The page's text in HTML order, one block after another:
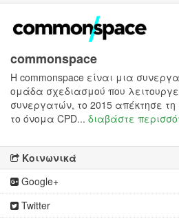
commonspace
H commonspace είναι μια
ομάδα σχεδιασμού που
συνεργατών, το 2015 απέκτησε
το όνομα CPD... διαβάστε
Κοινωνικά
Google+
Twitter